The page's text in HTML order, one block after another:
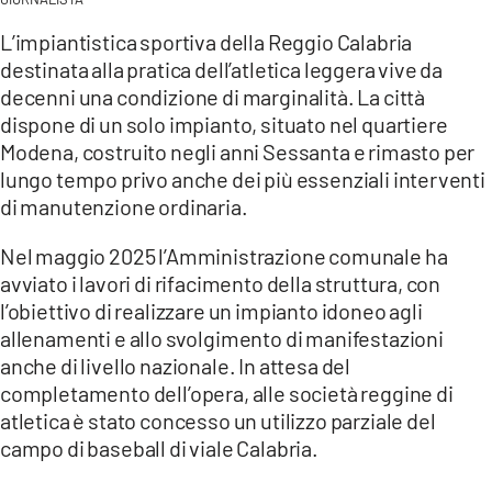
LACTV.IT
LACONAIR.IT
LACITYMAG.IT
ILREGGINO.IT
COSENZACHANNEL.IT
CATANZAROCHANNEL.IT
LACAPITALENEWS.IT
App
ANDROID
L’impiantistica sportiva della Reggio Calabria
destinata alla pratica dell’atletica leggera vive da
decenni una condizione di marginalità. La città
dispone di un solo impianto, situato nel quartiere
Modena, costruito negli anni Sessanta e rimasto per
lungo tempo privo anche dei più essenziali interventi
di manutenzione ordinaria.
Nel maggio 2025 l’Amministrazione comunale ha
avviato i lavori di rifacimento della struttura, con
l’obiettivo di realizzare un impianto idoneo agli
allenamenti e allo svolgimento di manifestazioni
anche di livello nazionale. In attesa del
completamento dell’opera, alle società reggine di
atletica è stato concesso un utilizzo parziale del
campo di baseball di viale Calabria.